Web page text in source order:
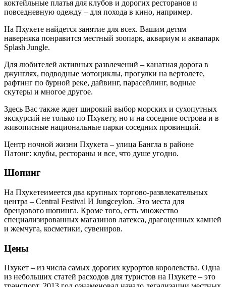
коктейльные платья для клубов и дорогих ресторанов и
повседневную одежду – для похода в кино, например.
На Пхукете найдется занятие для всех. Вашим детям
наверняка понравится местный зоопарк, аквариум и аквапарк
Splash Jungle.
Для любителей активных развлечений – канатная дорога в
джунглях, подводные мотоциклы, прогулки на вертолете,
рафтинг по бурной реке, дайвинг, парасейлинг, водные
скутеры и многое другое.
Здесь Вас также ждет широкий выбор морских и сухопутных
экскурсий не только по Пхукету, но и на соседние острова и в
живописные национальные парки соседних провинций.
Центр ночной жизни Пхукета – улица Бангла в районе
Патонг: клубы, рестораны и все, что душе угодно.
Шопинг
На Пхукетеимеется два крупных торгово-развлекательных
центра – Central Festival И Jungceylon. Это места для
брендового шопинга. Кроме того, есть множество
специализированных магазинов латекса, драгоценных камней
и жемчуга, косметики, сувениров.
Цены
Пхукет – из числа самых дорогих курортов королевства. Одна
из небольших статей расходов для туристов на Пхукете – это